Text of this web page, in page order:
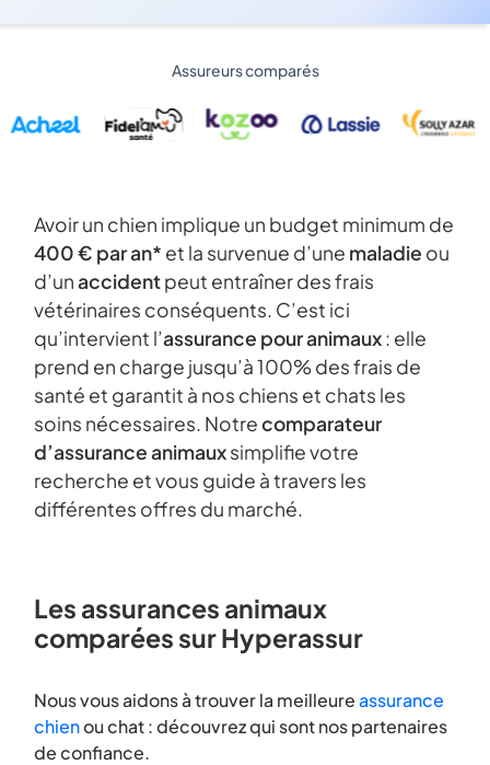
Assureurs comparés
Avoir un chien implique un budget minimum de
400 € par an* et la survenue d’une maladie ou
d’unaccidentpeut entraîner des frais
vétérinaires conséquents. C’est ici
qu’intervient l’assurance pour animaux: elle
prend en charge jusqu’à 100% des frais de
santé et garantit à nos chiens et chats les
soins nécessaires. Notrecomparateur
d’assurance animauxsimplifie votre
recherche et vous guide à travers les
différentes offres du marché.
Les assurances animaux
comparées sur Hyperassur
Nous vous aidons à trouver la meilleureassurance
chienou chat : découvrez qui sont nos partenaires
de confiance.